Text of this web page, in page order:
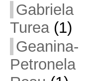
Gabriela
Turea(1)
Geanina-
Petronela